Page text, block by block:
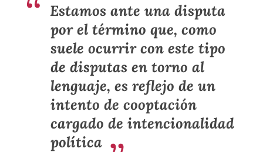
Estamos ante una disputa
por el término que, como
suele ocurrir con este tipo
de disputas en torno al
lenguaje, es reflejo de un
intento de cooptación
cargado de intencionalidad
política